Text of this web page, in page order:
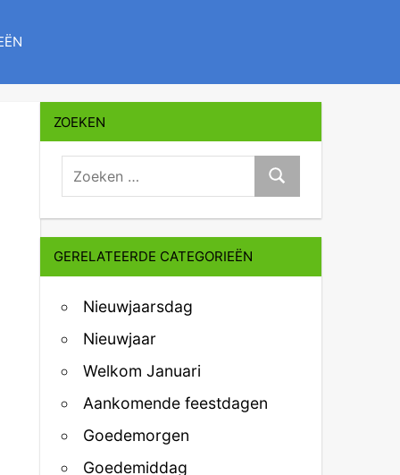
ZOEKEN
zoeken:
Zoeken
GERELATEERDE CATEGORIEËN
Nieuwjaarsdag
Nieuwjaar
Welkom Januari
Aankomende feestdagen
Goedemorgen
Goedemiddag